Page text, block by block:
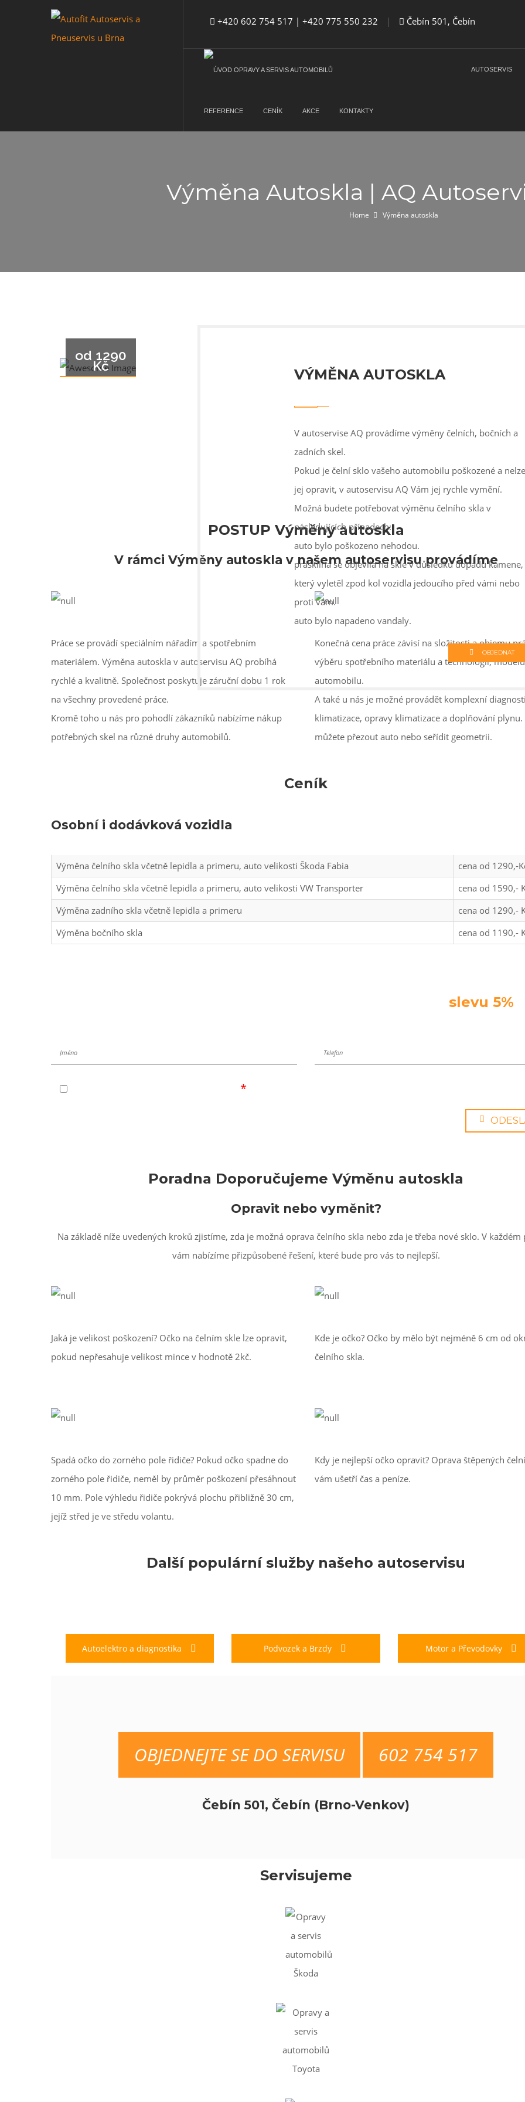
+420 602 754 517 | +420 775 550 232 | Čebín 501, Čebín
AUTOSERVIS
REFERENCE CENÍK AKCE KONTAKTY
Výměna Autoskla | AQ
Home Výměna autoskla
оd 1290
Kč
VÝMĚNA AUTOSKLA
V autoservise AQ provádíme výměny čelních, bočních a
zadních skel.
Pokud je čelní sklo vašeho automobilu poškozené a nelze
jej opravit, v autoservisu AQ Vám jej rychle vymění.
Možná budete potřebovat výměnu čelního skla v
následujících případech:
auto bylo poškozeno nehodou.
prasklina se objevila na skle v důsledku dopadu kamene,
který vyletěl zpod kol vozidla jedoucího před vámi nebo
proti vám.
auto bylo napadeno vandaly.
OBJEDNAT
POSTUP Výměny autoskla
V rámci Výměny autoskla v našem autoservisu provádíme
Práce se provádí speciálním nářadím a spotřebním
materiálem. Výměna autoskla v autoservisu AQ probíhá
rychlé a kvalitně. Společnost poskytuje záruční dobu 1 rok
na všechny provedené práce.
Kromě toho u nás pro pohodlí zákazníků nabízíme nákup
potřebných skel na různé druhy automobilů.
Konečná cena práce závisí na složitosti a objemu
výběru spotřebního materiálu a technologií, modelu
automobilu.
A také u nás je možné provádět komplexní
klimatizace, opravy klimatizace a doplňování plynu.
můžete přezout auto nebo seřídit geometrii.
Ceník
Osobní i dodávková vozidla
Výměna čelního skla včetně lepidla a primeru, auto velikosti Škoda Fabia
cena od 1290,-
Výměna čelního skla včetně lepidla a primeru, auto velikosti VW Transporter
cena od 1590,-
Výměna zadního skla včetně lepidla a primeru
cena od 1290,-
Výměna bočního skla
cena od 1190,-
slevu 5%
Poradna Doporučujeme Výměnu autoskla
Opravit nebo vyměnit?
Na základě níže uvedených kroků zjistíme, zda je možná oprava čelního skla nebo zda je třeba nové sklo. V každém
vám nabízíme přizpůsobené řešení, které bude pro vás to nejlepší.
Jaká je velikost poškození? Očko na čelním skle lze opravit,
pokud nepřesahuje velikost mince v hodnotě 2kč.
Kde je očko? Očko by mělo být nejméně 6 cm od
čelního skla.
Spadá očko do zorného pole řidiče? Pokud očko spadne do
zorného pole řidiče, neměl by průměr poškození přesáhnout
10 mm. Pole výhledu řidiče pokrývá plochu přibližně 30 cm,
jejíž střed je ve středu volantu.
Kdy je nejlepší očko opravit? Oprava štěpených
vám ušetří čas a peníze.
Další populární služby našeho autoservisu
Autoelektro a diagnostika Podvozek a Brzdy Motor a Převodovky
OBJEDNEJTE SE DO SERVISU 602 754 517
Čebín 501, Čebín (Brno-Venkov)
Servisujeme